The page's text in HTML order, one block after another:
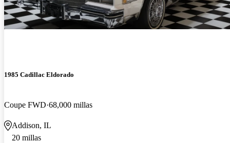
1985 Cadillac Eldorado
Coupe FWD 68,000 millas
Addison, IL
20 millas